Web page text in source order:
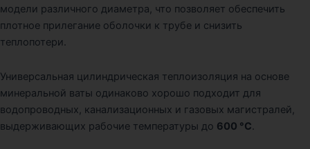
модели различного диаметра, что позволяет обеспечить
плотное прилегание оболочки к трубе и снизить
теплопотери.
Универсальная цилиндрическая теплоизоляция на основе
минеральной ваты одинаково хорошо подходит для
водопроводных, канализационных и газовых магистралей,
выдерживающих рабочие температуры до 600 °C.